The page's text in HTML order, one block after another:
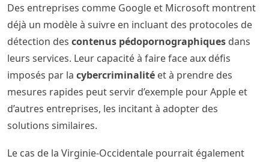
Des entreprises comme Google et Microsoft montrent
déjà un modèle à suivre en incluant des protocoles de
détection des contenus pédopornographiques dans
leurs services. Leur capacité à faire face aux défis
imposés par la cybercriminalité et à prendre des
mesures rapides peut servir d’exemple pour Apple et
d’autres entreprises, les incitant à adopter des
solutions similaires.
Le cas de la Virginie-Occidentale pourrait également